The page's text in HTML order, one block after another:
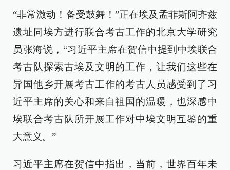
“非常激动！备受鼓舞！”正在埃及孟菲斯阿齐兹
遗址同埃方进行联合考古工作的北京大学研究
员张海说，“习近平主席在贺信中提到中埃联合
考古队探索古埃及文明的工作，让我们这些在
异国他乡开展考古工作的考古人员感受到了习
近平主席的关心和来自祖国的温暖，也深感中
埃联合考古队所开展工作对中埃文明互鉴的重
大意义。”
习近平主席在贺信中指出，当前，世界百年未